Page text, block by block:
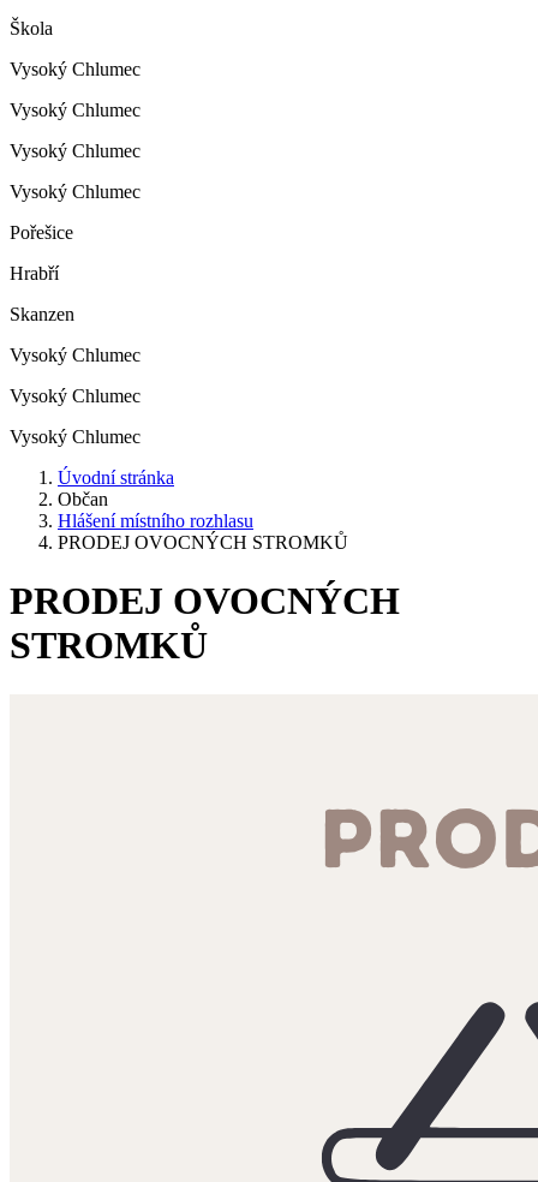
Škola
Vysoký Chlumec
Vysoký Chlumec
Vysoký Chlumec
Vysoký Chlumec
Pořešice
Hrabří
Skanzen
Vysoký Chlumec
Vysoký Chlumec
Vysoký Chlumec
Úvodní stránka
Občan
Hlášení místního rozhlasu
PRODEJ OVOCNÝCH STROMKŮ
PRODEJ OVOCNÝCH
STROMKŮ